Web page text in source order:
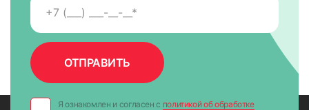
Я ознакомлен и согласен с политикой об обработке